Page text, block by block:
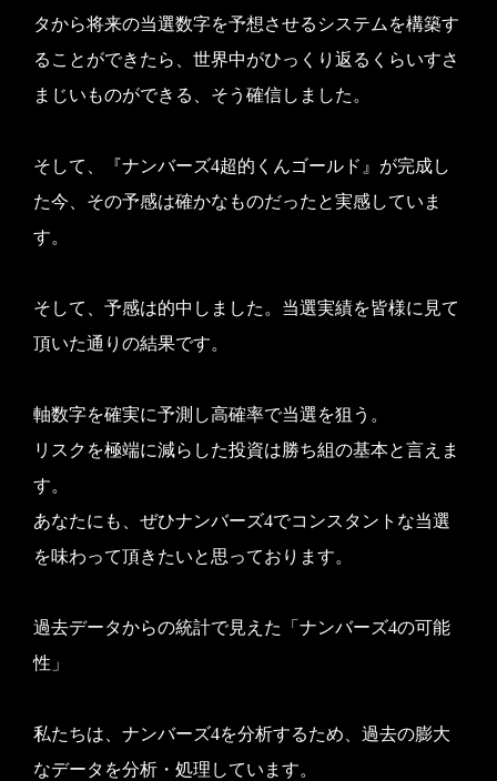
タから将来の当選数字を予想させるシステムを構築す
ることができたら、世界中がひっくり返るくらいすさ
まじいものができる、そう確信しました。
そして、『ナンバーズ4超的くんゴールド』が完成し
た今、その予感は確かなものだったと実感していま
す。
そして、予感は的中しました。当選実績を皆様に見て
頂いた通りの結果です。
軸数字を確実に予測し高確率で当選を狙う。
リスクを極端に減らした投資は勝ち組の基本と言えま
す。
あなたにも、ぜひナンバーズ4でコンスタントな当選
を味わって頂きたいと思っております。
過去データからの統計で見えた「ナンバーズ4の可能
性」
私たちは、ナンバーズ4を分析するため、過去の膨大
なデータを分析・処理しています。